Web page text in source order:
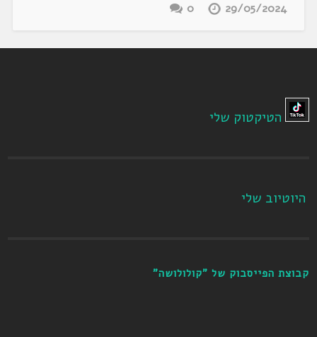
29/05/2024
0
הטיקטוק שלי
היוטיוב שלי
קבוצת הפייסבוק של "קולולושה"